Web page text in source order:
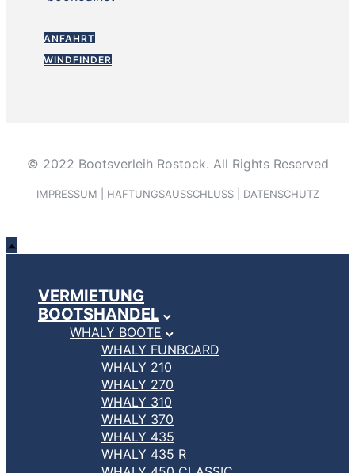
ANFAHRT
WINDFINDER
© 2022 Bootsverleih Rostock. All Rights Reserved
IMPRESSUM HAFTUNGSAUSSCHLUSS| DATENSCHUTZ
VERMIETUNG
BOOTSHANDEL
WHALY BOOTE
WHALY FUNBOARD
WHALY 210
WHALY 270
WHALY 310
WHALY 370
WHALY 435
WHALY 435 R